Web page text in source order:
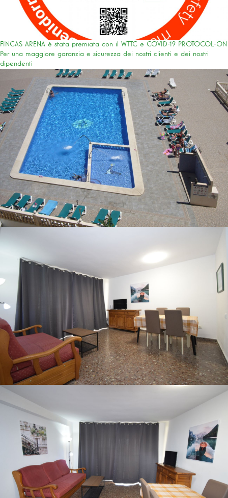
FINCAS ARENA è stata premiata con il WTTC e COVID-19 PROTOCOL-ON
Per una maggiore garanzia e sicurezza dei nostri clienti e dei nostri
dipendenti